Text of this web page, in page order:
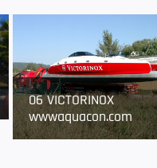
06 VICTORINOX
wwwaquacon.com